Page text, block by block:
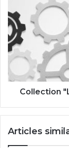
Boîtes
à
outils
du
formateur"
Collection
Articles